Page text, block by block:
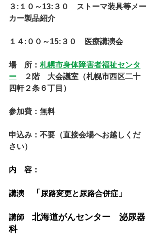
３:１０～13:３０　ストーマ装具等メー
カー製品紹介
１４:００～15:３０　医療講演会
場　所： 札幌市身体障害者福祉センタ
ー ２階　大会議室（札幌市西区二十
四軒２条６丁目）
参加費：無料
申込み：不要（直接会場へお越しくだ
さい）
内　容：
講演 「 尿路変更と尿路合併症 」
講師 北海道がんセンター　泌尿器
科